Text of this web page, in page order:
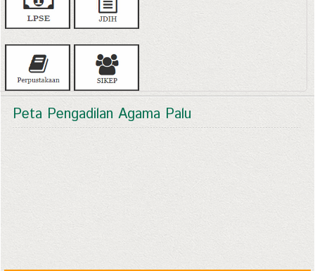
Peta Pengadilan Agama Palu